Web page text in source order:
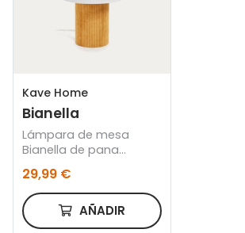
Kave Home
Bianella
Lámpara de mesa
Bianella de pana
29,99 €
AÑADIR